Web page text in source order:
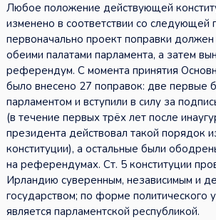
Любое положение действующей
изменено в соответствии со следующей
первоначально проект поправки
обеими палатами парламента, а затем
референдум. С момента принятия
было внесено 27 поправок: две первые
парламентом и вступили в силу за
(в течение первых трёх лет после
президента действовал такой порядок
конституции), а остальные были
на референдумах. Ст. 5 конституции
Ирландию суверенным, независимым и
государством; по форме политического
является парламентской республикой.